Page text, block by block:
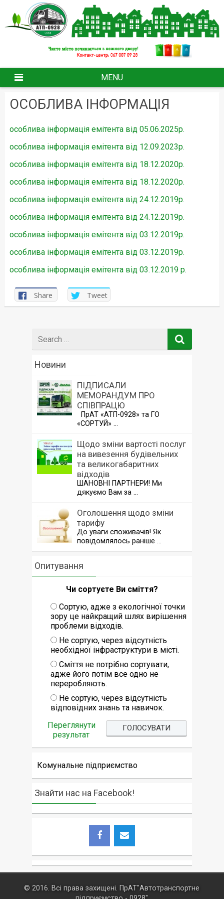
content
MENU
ОСОБЛИВА ІНФОРМАЦІЯ
особлива інформація емітента від 05.06.2025р.
особлива інформація емітента від 12.09.2023р.
особлива інформація емітента від 18.12.2020р.
особлива інформація емітента від 18.12.2020р.
особлива інформація емітента від 24.12.2019р.
особлива інформація емітента від 24.12.2019р.
особлива інформація емітента від 03.12.2019р.
особлива інформація емітента від 03.12.2019р.
особлива інформація емітента від 03.12.2019 р.
Share Tweet
for
Новини
ПІДПИСАЛИ
МЕМОРАНДУМ ПРО
СПІВПРАЦЮ
ПрАТ «АТП-0928» та ГО
«СОРТУЙ» …
Щодо зміни вартості послуг
на вивезення будівельних
та великогабаритних
відходів
ШАНОВНІ ПАРТНЕРИ! Ми
дякуємо Вам за …
Оголошення щодо зміни
тарифу
До уваги споживачів! Як
повідомлялось раніше …
Опитування
Чи сортуєте Ви сміття?
Сортую, адже з екологічної точки
зору це найкращий шлях вирішення
проблеми відходів.
Не сортую, через відсутність
необхідної інфраструктури в місті.
Сміття не потрібно сортувати,
адже його потім все одно не
переробляють.
Не сортую, через відсутність
відповідних знань та навичок.
Переглянути
результат
Комунальне підприємство
Знайти нас на Facebook!
© 2016. Всі права захищені. ПрАТ"Автотранспортне